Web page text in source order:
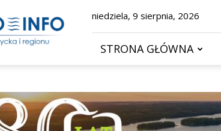
niedziela, 9 sierpnia, 2026
STRONA GŁÓWNA